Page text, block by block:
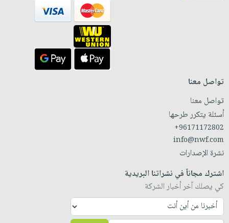
تواصل معنا
تواصل معنا
أسئلة يتكرر طرحها
+96171172802
info@nwf.com
نشرة الإصدارات
اشترك مجاناً في نشراتنا البريدية
كي يصلك آخر أخبار الشركة